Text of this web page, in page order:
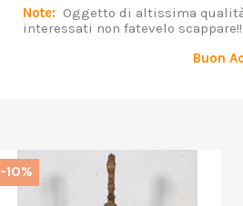
Note: Oggetto di altissima
interessati non fatevelo scappare!!
Buon
-10%